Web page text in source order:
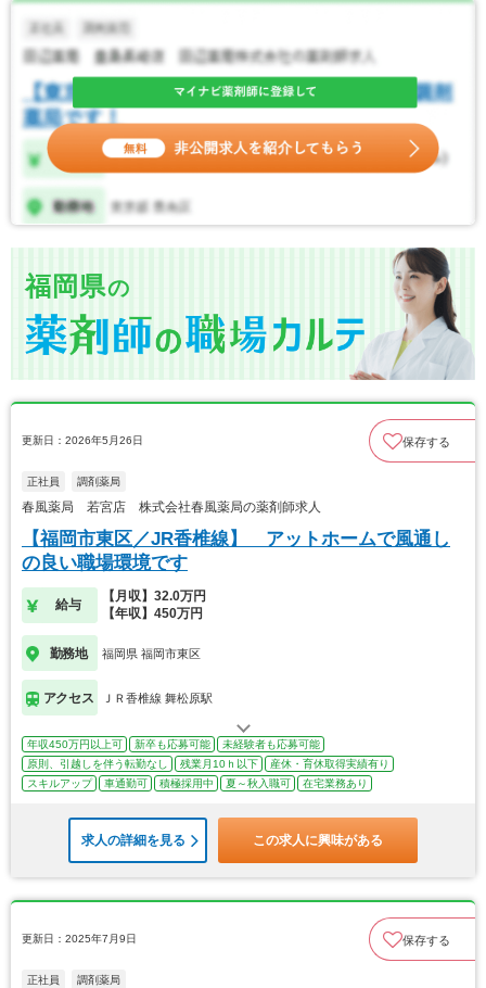
福岡県の
更新日：2026年5月26日 保存する
正社員 調剤薬局
春風薬局 若宮店 株式会社春風薬局の薬剤師求人
【福岡市東区／JR香椎線】 アットホームで風通し
の良い職場環境です
給与
【月収】32.0万円
【年収】450万円
勤務地 福岡県 福岡市東区
アクセス ＪＲ香椎線 舞松原駅
年収450万円以上可 新卒も応募可能
未経験者も応募可能
原則、引越しを伴う転勤なし
残業月10ｈ以下
産休・育休取得実績有り
スキルアップ
車通勤可 積極採用中 夏～秋入職可 在宅業務あり
求人の詳細を見る この求人に興味がある
更新日：2025年7月9日 保存する
正社員 調剤薬局